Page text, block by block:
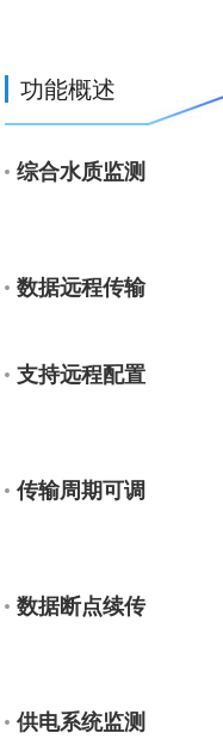
功能概述
综合水质监测
数据远程传输
支持远程配置
传输周期可调
数据断点续传
供电系统监测